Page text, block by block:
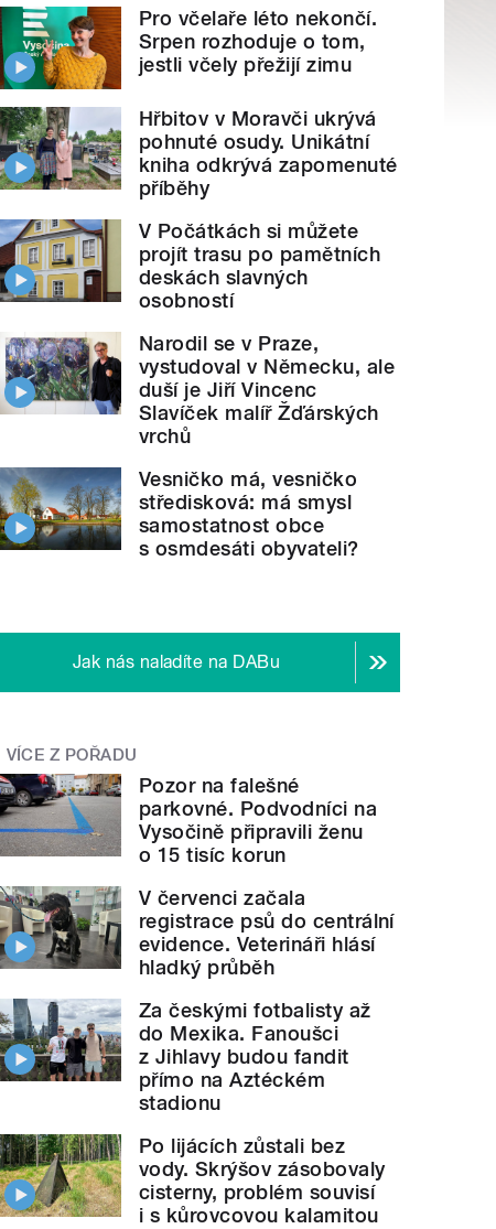
Pro včelaře léto nekončí.
Srpen rozhoduje o tom,
jestli včely přežijí zimu
Hřbitov v Moravči ukrývá
pohnuté osudy. Unikátní
kniha odkrývá zapomenuté
příběhy
V Počátkách si můžete
projít trasu po pamětních
deskách slavných
osobností
Narodil se v Praze,
vystudoval v Německu, ale
duší je Jiří Vincenc
Slavíček malíř Žďárských
vrchů
Vesničko má, vesničko
středisková: má smysl
samostatnost obce
s osmdesáti obyvateli?
Jak nás naladíte na DABu
VÍCE Z POŘADU
Pozor na falešné
parkovné. Podvodníci na
Vysočině připravili ženu
o 15 tisíc korun
V červenci začala
registrace psů do centrální
evidence. Veterináři hlásí
hladký průběh
Za českými fotbalisty až
do Mexika. Fanoušci
z Jihlavy budou fandit
přímo na Aztéckém
stadionu
Po lijácích zůstali bez
vody. Skrýšov zásobovaly
cisterny, problém souvisí
i s kůrovcovou kalamitou